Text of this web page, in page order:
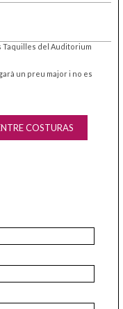
Taquilles del Auditorium
un preu major i no es
COSTURAS